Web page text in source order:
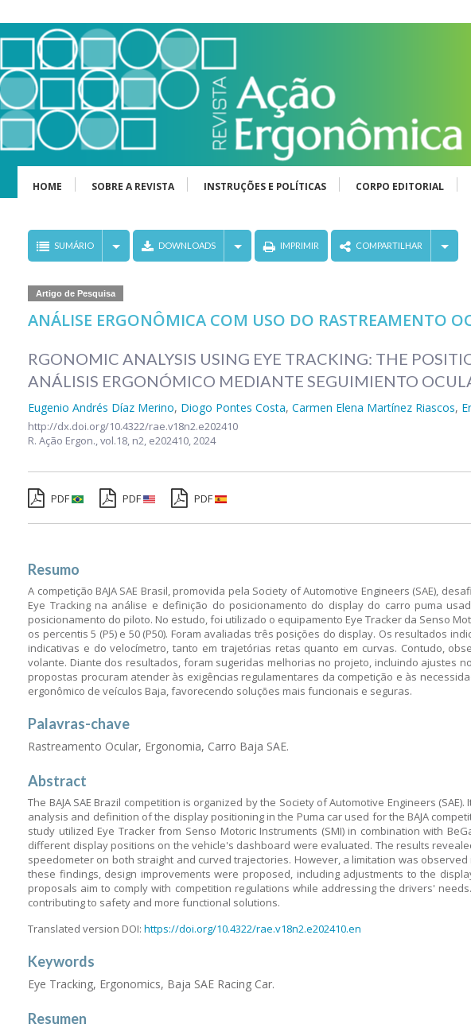
HOME SOBRE A REVISTA INSTRUÇÕES E POLÍTICAS CORPO EDITORIAL
SUMÁRIO DOWNLOADS IMPRIMIR COMPARTILHAR
Artigo de Pesquisa
ANÁLISE ERGONÔMICA COM USO DO RASTREAMENTO
RGONOMIC ANALYSIS USING EYE TRACKING: THE
ANÁLISIS ERGONÓMICO MEDIANTE SEGUIMIENTO
Eugenio Andrés Díaz Merino, Diogo Pontes Costa,Carmen Elena Martínez Riascos,
http://dx.doi.org/10.4322/rae.v18n2.e202410
R. Ação Ergon.,vol.18, n2, e202410, 2024
PDF PDF
PDF
Resumo
A competição BAJA SAE Brasil, promovida pela Society of Automotive Engineers (SAE),
Eye Tracking na análise e definição do posicionamento do display do carro puma
posicionamento do piloto. No estudo, foi utilizado o equipamento Eye Tracker da Senso
os percentis 5 (P5) e 50 (P50). Foram avaliadas três posições do display. Os resultados
indicativas e do velocímetro, tanto em trajetórias retas quanto em curvas. Contudo,
volante. Diante dos resultados, foram sugeridas melhorias no projeto, incluindo ajustes
propostas procuram atender às exigências regulamentares da competição e às
ergonômico de veículos Baja, favorecendo soluções mais funcionais e seguras.
Palavras-chave
Rastreamento Ocular, Ergonomia, Carro Baja SAE.
Abstract
The BAJA SAE Brazil competition is organized by the Society of Automotive Engineers
analysis and definition of the display positioning in the Puma car used for the BAJA
study utilized Eye Tracker from Senso Motoric Instruments (SMI) in combination with
different display positions on the vehicle's dashboard were evaluated. The results
speedometer on both straight and curved trajectories. However, a limitation was
these findings, design improvements were proposed, including adjustments to the
proposals aim to comply with competition regulations while addressing the drivers'
contributing to safety and more functional solutions.
Translated version DOI:https://doi.org/10.4322/rae.v18n2.e202410.en
Keywords
Eye Tracking, Ergonomics, Baja SAE Racing Car.
Resumen